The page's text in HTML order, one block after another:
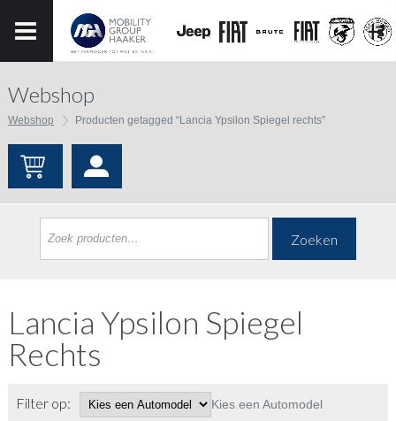
Webshop
Webshop Producten getagged “Lancia Ypsilon Spiegel rechts”
Zoeken
Lancia Ypsilon Spiegel
Rechts
Filter op: Kies een Automodel